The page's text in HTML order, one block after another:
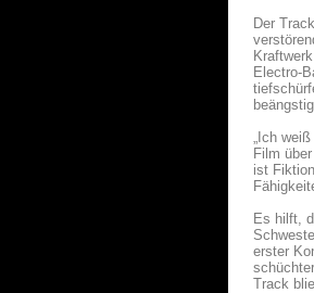
Der
Electro-
„Ich
Film
ist
Es hilft,
erster
Track